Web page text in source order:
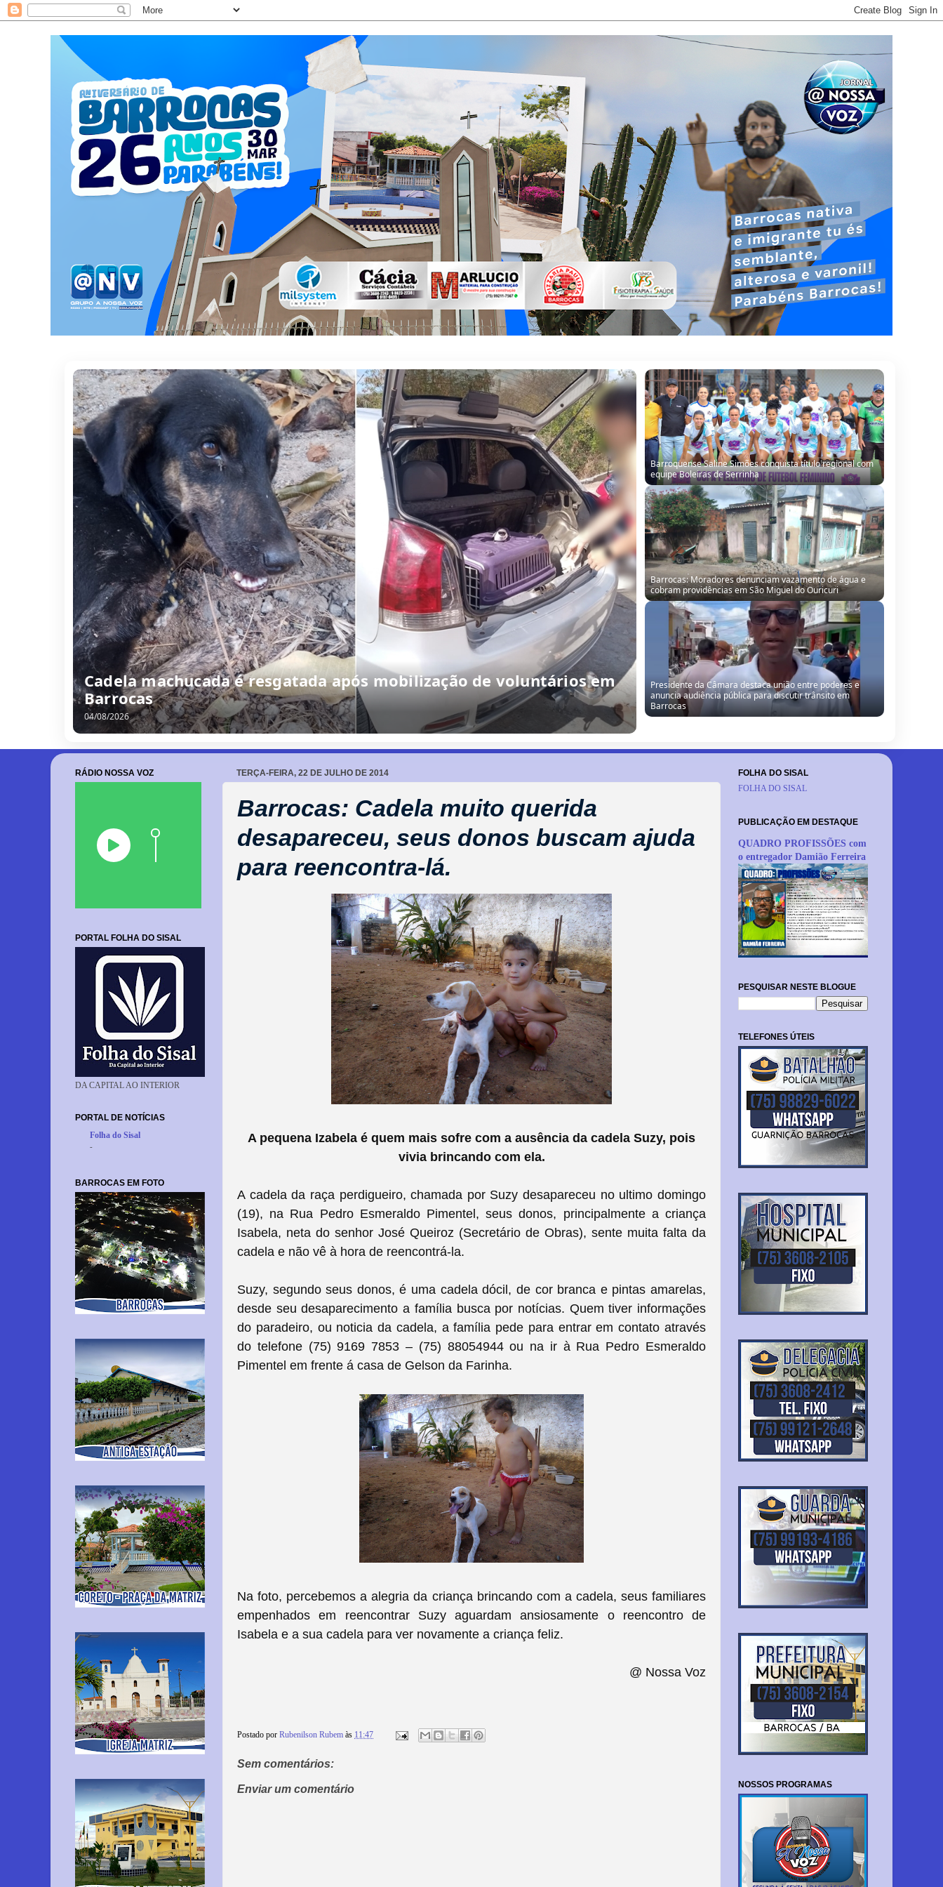
Cadela machucada é resgatada após mobilização de voluntários em
Barrocas
04/08/2026
Barroquense Saline Simões conquista título regional com
equipe Boleiras de Serrinha
Barrocas: Moradores denunciam vazamento de água e
cobram providências em São Miguel do Ouricuri
Presidente da Câmara destaca união entre poderes e
anuncia audiência pública para discutir trânsito em
Barrocas
TERÇA-FEIRA, 22 DE JULHO DE 2014
Barrocas: Cadela muito querida
desapareceu, seus donos buscam ajuda
para reencontra-lá.
A pequena Izabela é quem mais sofre com a ausência da cadela Suzy, pois
vivia brincando com ela.
A cadela da raça perdigueiro, chamada por Suzy desapareceu no ultimo domingo
(19), na Rua Pedro Esmeraldo Pimentel, seus donos, principalmente a criança
Isabela, neta do senhor José Queiroz (Secretário de Obras), sente muita falta da
cadela e não vê à hora de reencontrá-la.
Suzy, segundo seus donos, é uma cadela dócil, de cor branca e pintas amarelas,
desde seu desaparecimento a família busca por notícias. Quem tiver informações
do paradeiro, ou noticia da cadela, a família pede para entrar em contato através
do telefone (75) 9169 7853 – (75) 88054944 ou na ir à Rua Pedro Esmeraldo
Pimentel em frente á casa de Gelson da Farinha.
Na foto, percebemos a alegria da criança brincando com a cadela, seus familiares
empenhados em reencontrar Suzy aguardam ansiosamente o reencontro de
Isabela e a sua cadela para ver novamente a criança feliz.
@ Nossa Voz
Postado por Rubenilson Rubem às 11:47
Sem comentários:
Enviar um comentário
RÁDIO NOSSA VOZ
PORTAL FOLHA DO SISAL
DA CAPITAL AO INTERIOR
PORTAL DE NOTÍCIAS
Folha do Sisal
-
BARROCAS EM FOTO
FOLHA DO SISAL
FOLHA DO SISAL
PUBLICAÇÃO EM DESTAQUE
QUADRO PROFISSÕES com
o entregador Damião Ferreira
PESQUISAR NESTE BLOGUE
TELEFONES ÚTEIS
NOSSOS PROGRAMAS